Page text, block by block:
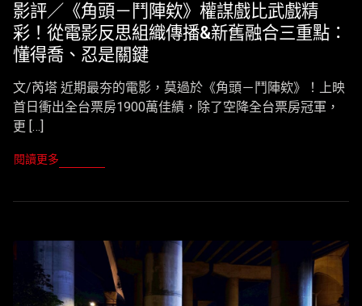
影評／《角頭－鬥陣欸》權謀戲比武戲精
彩！從電影反思組織傳播&新舊融合三重點：
懂得喬、忍是關鍵
文/芮塔 近期最夯的電影，莫過於《角頭－鬥陣欸》！上映
首日衝出全台票房1900萬佳績，除了空降全台票房冠軍，
更 […]
閱讀更多